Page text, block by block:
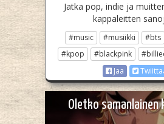
Jatka pop, indie ja
kappaleitten
#music #musiikki #bts
#kpop
#blackpink
Jaa
Oletko samanlainen